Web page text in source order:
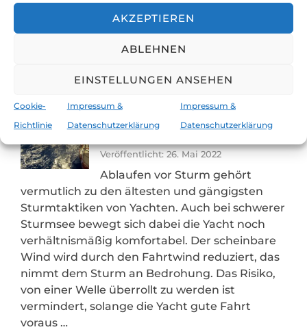
AKZEPTIEREN
ABLEHNEN
EINSTELLUNGEN ANSEHEN
Cookie-
Richtlinie
Impressum &
Datenschutzerklärung
Impressum &
Datenschutzerklärung
Wir zeigen dir, warum auch das Segeln hoch
gegen den Sturm sinnvoll sein kann.
Ablaufen vorm Wind
Veröffentlicht: 26. Mai 2022
Ablaufen vor Sturm gehört
vermutlich zu den ältesten und gängigsten
Sturmtaktiken von Yachten. Auch bei schwerer
Sturmsee bewegt sich dabei die Yacht noch
verhältnismäßig komfortabel. Der scheinbare
Wind wird durch den Fahrtwind reduziert, das
nimmt dem Sturm an Bedrohung. Das Risiko,
von einer Welle überrollt zu werden ist
vermindert, solange die Yacht gute Fahrt
voraus …